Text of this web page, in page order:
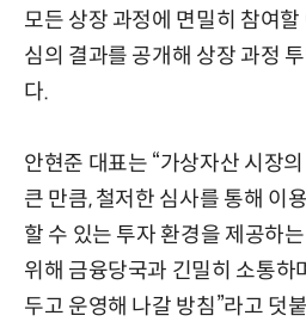
모든 상장 과정에 면밀히 참여
심의 결과를 공개해 상장 과정
다.
안현준 대표는 “가상자산 시장
큰 만큼, 철저한 심사를 통해 이
할 수 있는 투자 환경을 제공하
위해 금융당국과 긴밀히 소통하
두고 운영해 나갈 방침”라고 덧